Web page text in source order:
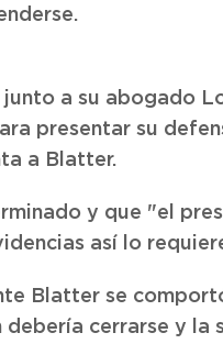
a su abogado
presentar su
a Blatter.
y que "el
así lo
Blatter se
cerrarse y la